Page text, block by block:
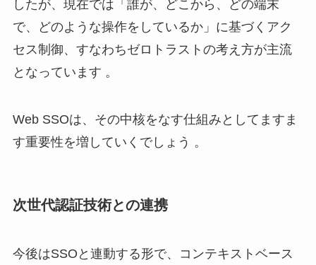
したが、現在では「誰が、どこから、どの端末
で、どのような操作をしているか」に基づくアク
セス制御、すなわちゼロトラストの考え方が主流
となっています 。
Web SSOは、その中核をなす仕組みとしてますま
す重要性を増していくでしょう 。
次世代認証技術との連携
今後はSSOと連動する形で、コンテキストベース